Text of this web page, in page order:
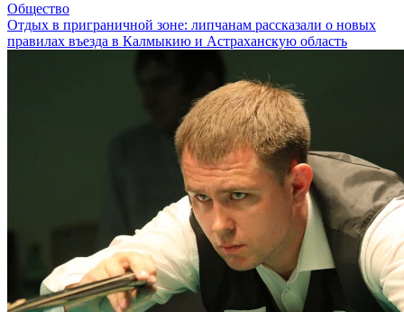
Общество
Отдых в приграничной зоне: липчанам рассказали о новых
правилах въезда в Калмыкию и Астраханскую область